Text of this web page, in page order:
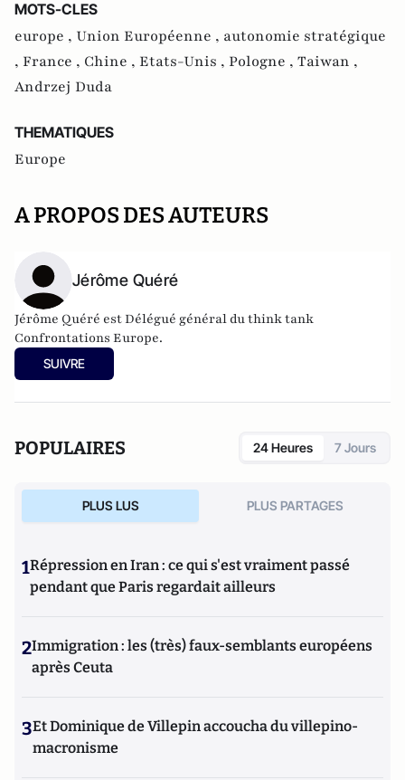
MOTS-CLES
europe , Union Européenne , autonomie stratégique
, France , Chine , Etats-Unis , Pologne , Taiwan ,
Andrzej Duda
THEMATIQUES
Europe
A PROPOS DES AUTEURS
Jérôme Quéré
Jérôme Quéré est Délégué général du think tank
Confrontations Europe.
SUIVRE
POPULAIRES 24 Heures 7 Jours
PLUS LUS PLUS PARTAGES
1Répression en Iran : ce qui s'est vraiment passé
pendant que Paris regardait ailleurs
2Immigration : les (très) faux-semblants européens
après Ceuta
3Et Dominique de Villepin accoucha du villepino-
macronisme